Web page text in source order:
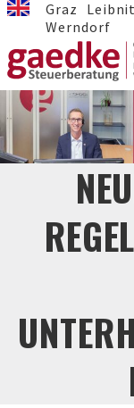
Graz
Werndorf